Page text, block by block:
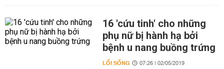
16 'cứu tinh' cho những
phụ nữ bị hành hạ bởi
bệnh u nang buồng trứng
LỐI SỐNG 07:26 | 02/05/2019